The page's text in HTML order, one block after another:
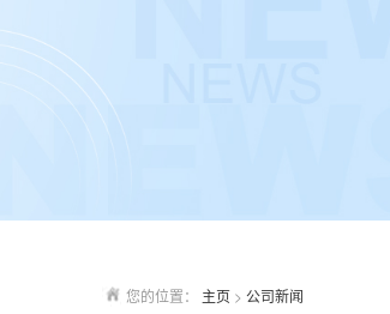
您的位置： 主页 > 公司新闻